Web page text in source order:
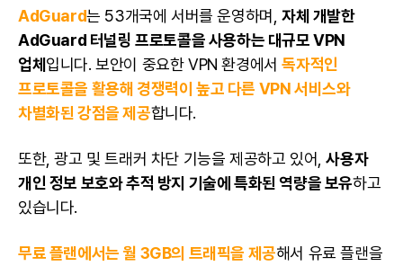
AdGuard는 53개국에 서버를 운영하며,자체 개발한
AdGuard 터널링 프로토콜을 사용하는 대규모 VPN
업체 입니다. 보안이 중요한 VPN 환경에서독자적인
프로토콜을 활용해 경쟁력이 높고 다른 VPN 서비스와
차별화된 강점을 제공합니다.
또한, 광고 및 트래커 차단 기능을 제공하고 있어,사용자
개인 정보 보호와 추적 방지 기술에 특화된 역량을 보유하고
있습니다.
무료 플랜에서는 월 3GB의 트래픽을 제공해서 유료 플랜을